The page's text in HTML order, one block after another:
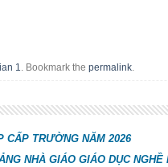
1 . Bookmark the permalink
CẤP TRƯỜNG NĂM 2026
NHÀ GIÁO GIÁO DỤC